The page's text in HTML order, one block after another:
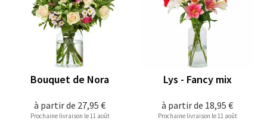
à partir de 27,95 €
Bouquet de Nora
Prochaine livraison le 11 août
à partir de 18,95 €
Lys - Fancy mix
Prochaine livraison le 11 août